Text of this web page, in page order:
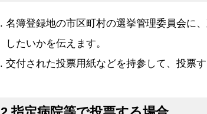
名簿登録地の市区町村の選挙管理委員会に
したいかを伝えます。
交付された投票用紙などを持参して、投票